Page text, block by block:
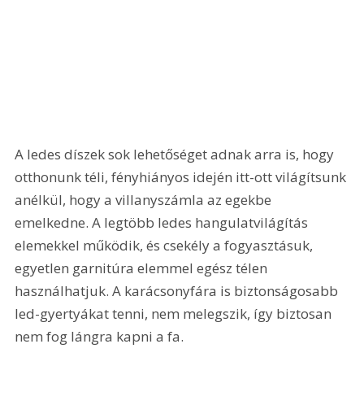
A ledes díszek sok lehetőséget adnak arra is, hogy
otthonunk téli, fényhiányos idején itt-ott világítsunk
anélkül, hogy a villanyszámla az egekbe
emelkedne. A legtöbb ledes hangulatvilágítás
elemekkel működik, és csekély a fogyasztásuk,
egyetlen garnitúra elemmel egész télen
használhatjuk. A karácsonyfára is biztonságosabb
led-gyertyákat tenni, nem melegszik, így biztosan
nem fog lángra kapni a fa.